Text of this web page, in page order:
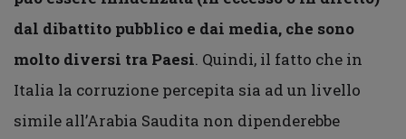
dal dibattito pubblico e dai media, che sono
molto diversi tra Paesi. Quindi, il fatto che in
Italia la corruzione percepita sia ad un livello
simile all’Arabia Saudita non dipenderebbe